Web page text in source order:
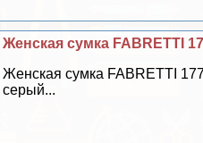
Женская сумка FABRETTI
Женская сумка FABRETTI
серый...